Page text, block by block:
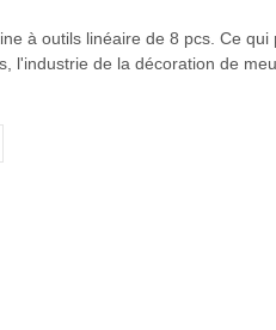
à outils linéaire de 8 pcs. Ce qui
l'industrie de la décoration de